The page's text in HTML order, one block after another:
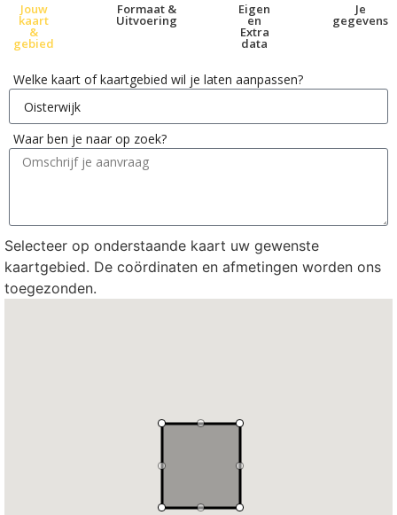
Jouw
kaart
&
gebied
Formaat &
Uitvoering
Eigen
en
Extra
data
Je
gegevens
Welke kaart of kaartgebied wil je laten aanpassen?
Waar ben je naar op zoek?
Selecteer op onderstaande kaart uw gewenste
kaartgebied. De coördinaten en afmetingen worden ons
toegezonden.